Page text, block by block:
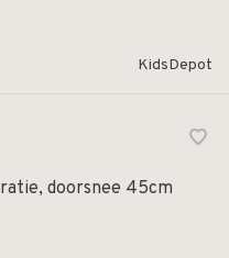
KidsDepot
doorsnee 45cm